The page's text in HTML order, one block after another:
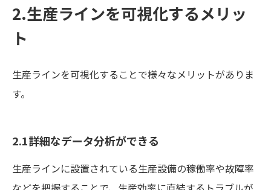
2.生産ラインを可視化するメリッ
ト
生産ラインを可視化することで様々なメリットがありま
す。
2.1詳細なデータ分析ができる
生産ラインに設置されている生産設備の稼働率や故障率